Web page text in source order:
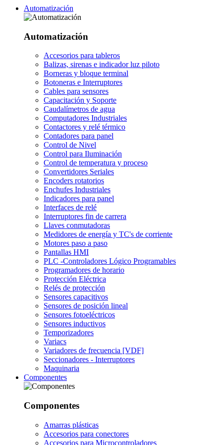
Automatización
Automatización
Accesorios para tableros
Balizas, sirenas e indicador luz piloto
Borneras y bloque terminal
Botoneras e Interruptores
Cables para sensores
Capacitación y Soporte
Caudalímetros de agua
Computadores Industriales
Contactores y relé térmico
Contadores para panel
Control de Nivel
Control para Iluminación
Control de temperatura y proceso
Convertidores Seriales
Encoders rotatorios
Enchufes Industriales
Indicadores para panel
Interfaces de relé
Interruptores fin de carrera
Llaves conmutadoras
Medidores de energía y TC's de corriente
Motores paso a paso
Pantallas HMI
PLC -Controladores Lógico Programables
Programadores de horario
Protección Eléctrica
Relés de protección
Sensores capacitivos
Sensores de posición lineal
Sensores fotoeléctricos
Sensores inductivos
Temporizadores
Variacs
Variadores de frecuencia [VDF]
Seccionadores - Interruptores
Maquinaria
Componentes
Componentes
Amarras plásticas
Accesorios para conectores
Accesorios para Microcontroladores